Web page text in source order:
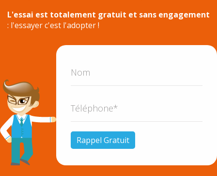
L'essai est totalement gratuit et sans engagement
: l'essayer c'est l'adopter !